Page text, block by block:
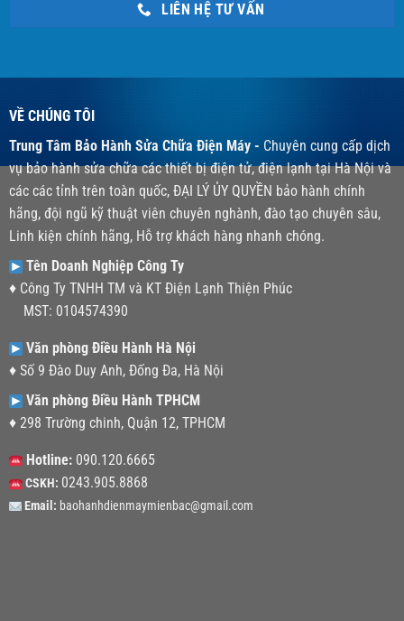
LIÊN HỆ TƯ VẤN
VỀ CHÚNG TÔI
Trung Tâm Bảo Hành Sửa Chữa Điện Máy - Chuyên cung cấp dịch
vụ bảo hành sửa chữa các thiết bị điện tử, điện lạnh tại Hà Nội và
các các tỉnh trên toàn quốc, ĐẠI LÝ ỦY QUYỀN bảo hành chính
hãng, đội ngũ kỹ thuật viên chuyên nghành, đào tạo chuyên sâu,
Linh kiện chính hãng, Hỗ trợ khách hàng nhanh chóng.
Tên Doanh Nghiệp Công Ty
♦ Công Ty TNHH TM và KT Điện Lạnh Thiện Phúc
MST: 0104574390
Văn phòng Điều Hành Hà Nội
♦ Số 9 Đào Duy Anh, Đống Đa, Hà Nội
Văn phòng Điều Hành TPHCM
♦ 298 Trường chinh, Quận 12, TPHCM
Hotline:090.120.6665
CSKH: 0243.905.8868
Email: baohanhdienmaymienbac@gmail.com